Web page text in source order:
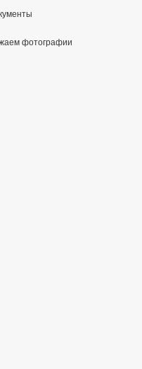
фотографии